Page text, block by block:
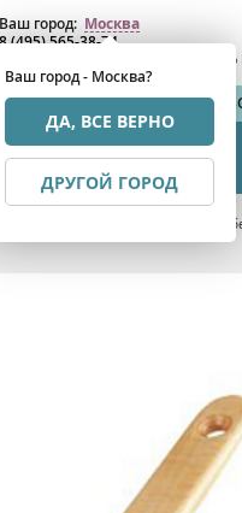
Ваш город: Москва
Ваш город - Москва?
ДА, ВСЕ ВЕРНО
ДРУГОЙ ГОРОД
8 (495) 565-38-74
(бесплатный
СКИДКИ БРЕНДЫ
и
Эстетическая
медицина
Кисточка для нанесения